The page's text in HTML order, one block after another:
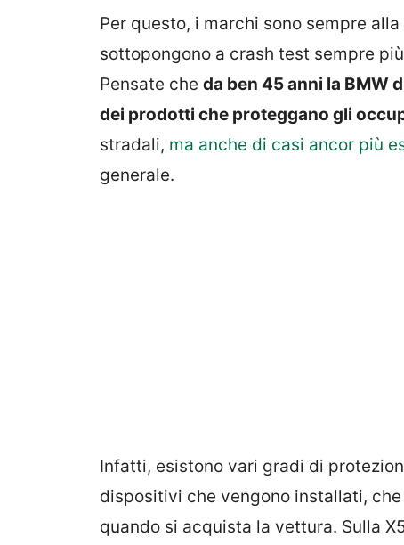
Per questo, i marchi sono sempre
sottopongono a crash test sempre
Pensate che da ben 45 anni la BMW
dei prodotti che proteggano gli
stradali, ma anche di casi ancor più
generale.
Infatti, esistono vari gradi di
dispositivi che vengono installati,
quando si acquista la vettura. Sulla